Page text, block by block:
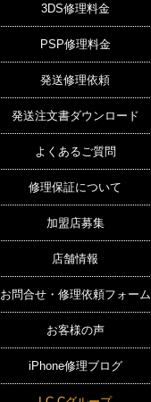
3DS修理料金
PSP修理料金
発送修理依頼
発送注文書ダウンロード
よくあるご質問
修理保証について
加盟店募集
店舗情報
お問合せ・修理依頼フォーム
お客様の声
iPhone修理ブログ